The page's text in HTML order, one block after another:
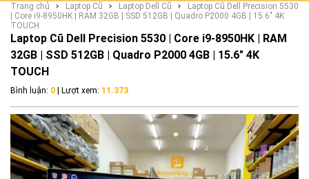
Trang chủ Laptop Cũ Laptop Dell Cũ
Laptop Cũ Dell Precision 5530
| Core i9-8950HK | RAM 32GB | SSD 512GB | Quadro P2000 4GB | 15.6" 4K
TOUCH
Laptop Cũ Dell Precision 5530 | Core i9-8950HK | RAM
32GB | SSD 512GB | Quadro P2000 4GB | 15.6" 4K
TOUCH
Bình luận: 0 | Lượt xem: 11.373